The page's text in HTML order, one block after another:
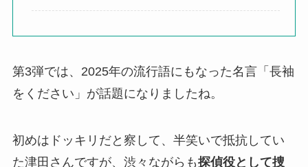
第3弾では、2025年の流行語にもなった名言「長袖
をください」が話題になりましたね。
初めはドッキリだと察して、半笑いで抵抗してい
た津田さんですが、渋々ながらも探偵役として捜